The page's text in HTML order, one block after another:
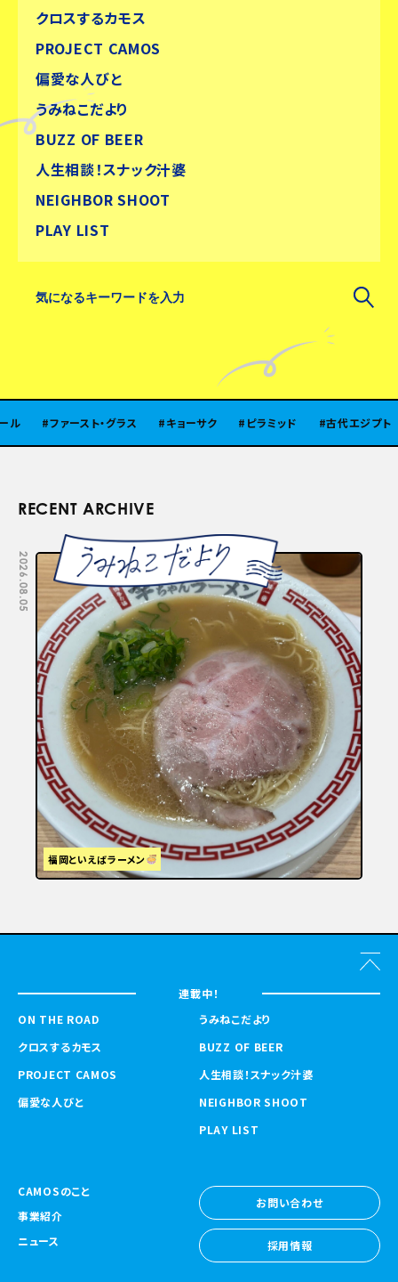
クロスするカモス
PROJECT CAMOS
偏愛な人びと
うみねこだより
BUZZ OF BEER
人生相談！スナック汁婆
NEIGHBOR SHOOT
PLAY LIST
ースト・グラス キョーサク ピラミッド 古代エジプト 北陸
RECENT ARCHIVE
2026.08.05
福岡といえばラーメン
連載中！
ON THE ROAD
クロスするカモス
PROJECT CAMOS
偏愛な人びと
うみねこだより
BUZZ OF BEER
人生相談！スナック汁婆
NEIGHBOR SHOOT
PLAY LIST
CAMOSのこと
事業紹介
ニュース
お問い合わせ
お問い合わせ
採用情報